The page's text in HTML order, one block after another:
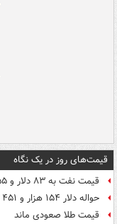
قیمت‌های روز در یک نگاه
قیمت نفت به ۸۳ دلار و ۵۵ سنت در هر بشکه رسید
حواله دلار ۱۵۴ هزار و ۴۵۱ تومان شد
قیمت طلا صعودی ماند